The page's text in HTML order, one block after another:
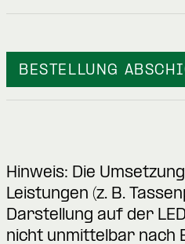
BESTELLUNG
Hinweis: Die
Leistungen (z. B.
Darstellung auf der
nicht unmittelbar nach